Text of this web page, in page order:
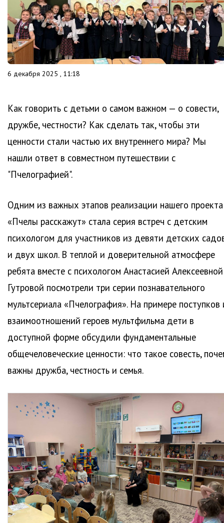
6 декабря 2025 , 11:18
Как говорить с детьми о самом важном — о совести,
дружбе, честности? Как сделать так, чтобы эти
ценности стали частью их внутреннего мира? Мы
нашли ответ в совместном путешествии с
"Пчелографией".
Одним из важных этапов реализации нашего проекта
«Пчелы расскажут» стала серия встреч с детским
психологом для участников из девяти детских
и двух школ. В теплой и доверительной атмосфере
ребята вместе с психологом Анастасией Алексеевной
Гутровой посмотрели три серии познавательного
мультсериала «Пчелография». На примере поступков
взаимоотношений героев мультфильма дети в
доступной форме обсудили фундаментальные
общечеловеческие ценности: что такое совесть,
важны дружба, честность и семья.